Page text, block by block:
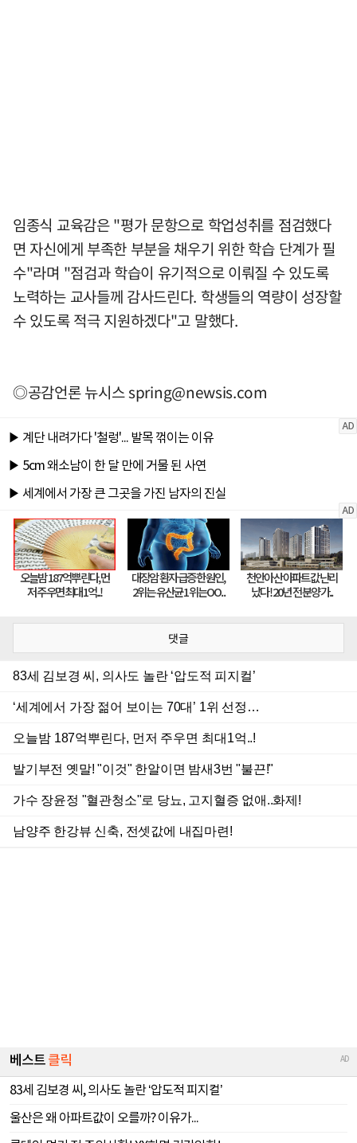
임종식 교육감은 "평가 문항으로 학업성취를 점검했다
면 자신에게 부족한 부분을 채우기 위한 학습 단계가 필
수"라며 "점검과 학습이 유기적으로 이뤄질 수 있도록
노력하는 교사들께 감사드린다. 학생들의 역량이 성장할
수 있도록 적극 지원하겠다"고 말했다.
◎공감언론 뉴시스spring@newsis.com
댓글